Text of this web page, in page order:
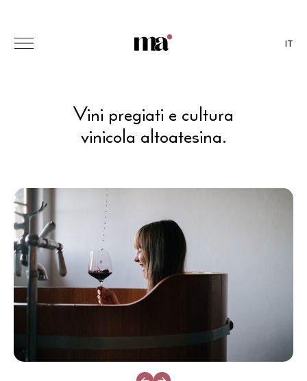
IT
Vini pregiati e cultura
vinicola altoatesina.